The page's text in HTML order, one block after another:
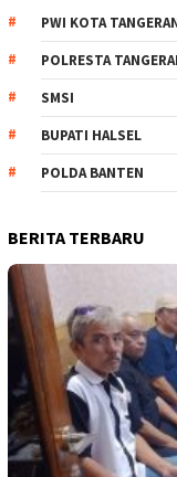
PWI KOTA
POLRESTA
SMSI
BUPATI HALSEL
POLDA BANTEN
BERITA TERBARU